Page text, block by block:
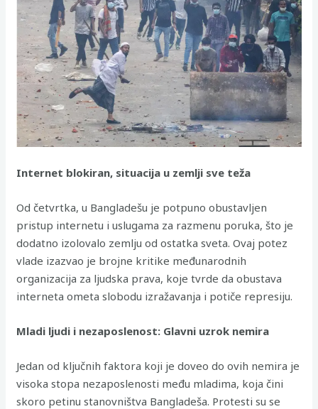
Internet blokiran, situacija u zemlji sve teža
Od četvrtka, u Bangladešu je potpuno obustavljen
pristup internetu i uslugama za razmenu poruka, što je
dodatno izolovalo zemlju od ostatka sveta. Ovaj potez
vlade izazvao je brojne kritike međunarodnih
organizacija za ljudska prava, koje tvrde da obustava
interneta ometa slobodu izražavanja i potiče represiju.
Mladi ljudi i nezaposlenost: Glavni uzrok nemira
Jedan od ključnih faktora koji je doveo do ovih nemira je
visoka stopa nezaposlenosti među mladima, koja čini
skoro petinu stanovništva Bangladeša. Protesti su se